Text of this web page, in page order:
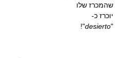
שהמכרז שלו
יוכרז כ-
"
desierto
"!